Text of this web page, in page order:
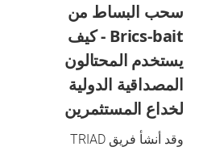
سحب البساط من
Brics-bait - كيف
يستخدم المحتالون
المصداقية الدولية
لخداع المستثمرين
وقد أنشأ فريق TRIAD